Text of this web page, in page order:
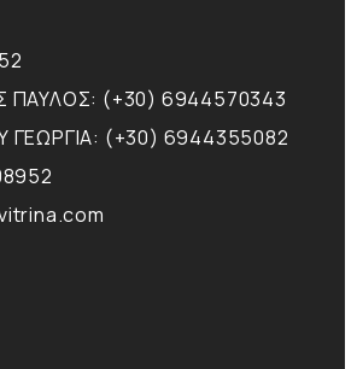
ΠΑΥΛΟΣ: (+30) 6944570343
ΓΕΩΡΓΙΑ: (+30) 6944355082